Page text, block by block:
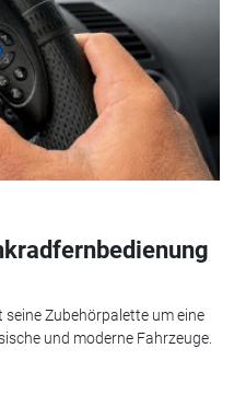
Zubehörpalette um eine
und moderne Fahrzeuge.